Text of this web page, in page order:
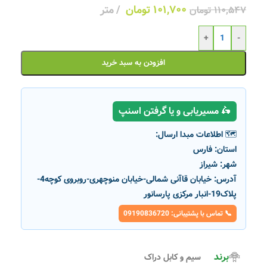
۱۱۰,۵۴۷تومان ۱۰۱,۷۰۰ تومان متر
-
+
افزودن به سبد خرید
🛵 مسیریابی و یا گرفتن اسنپ
🗺️ اطلاعات مبدا ارسال:
استان: فارس
شهر: شیراز
آدرس:
خیابان قاآنی شمالی-خیابان منوچهری-روبروی کوچه4-
پلاک19-انبار مرکزی پارسانور
📞 تماس با پشتیبانی: 09190836720
برند سیم و کابل دراک